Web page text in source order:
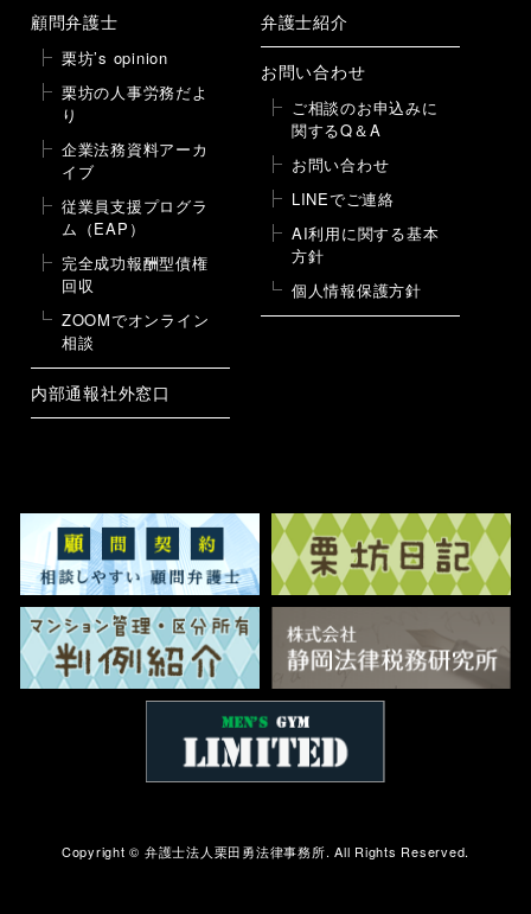
顧問弁護士
栗坊’s opinion
栗坊の人事労務だよ
り
企業法務資料アーカ
イブ
従業員支援プログラ
ム（EAP）
完全成功報酬型債権
回収
ZOOMでオンライン
相談
内部通報社外窓口
弁護士紹介
お問い合わせ
ご相談のお申込みに
関するQ＆A
お問い合わせ
LINEでご連絡
AI利用に関する基本
方針
個人情報保護方針
Copyright © 弁護士法人栗田勇法律事務所. All Rights Reserved.